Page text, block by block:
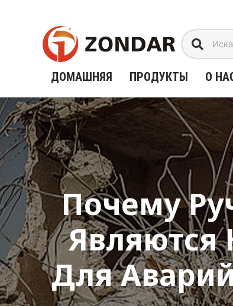
содержимому
ДОМАШНЯЯ ПРОДУКТЫ О
Почему
Для